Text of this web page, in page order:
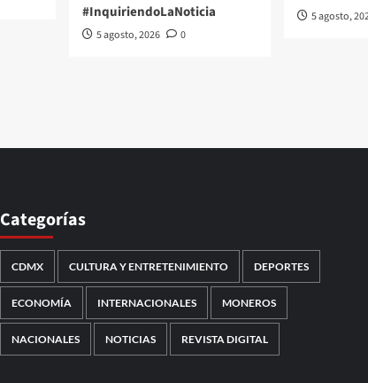
#InquiriendoLaNoticia
5 agosto, 2026 0
5 agosto,
Categorías
CDMX CULTURA Y ENTRETENIMIENTO DEPORTES
ECONOMÍA INTERNACIONALES MONEROS
NACIONALES NOTICIAS REVISTA DIGITAL